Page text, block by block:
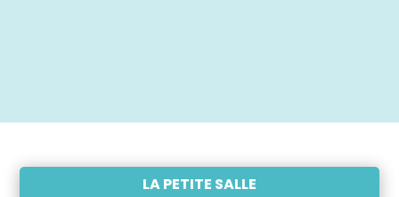
LA PETITE SALLE